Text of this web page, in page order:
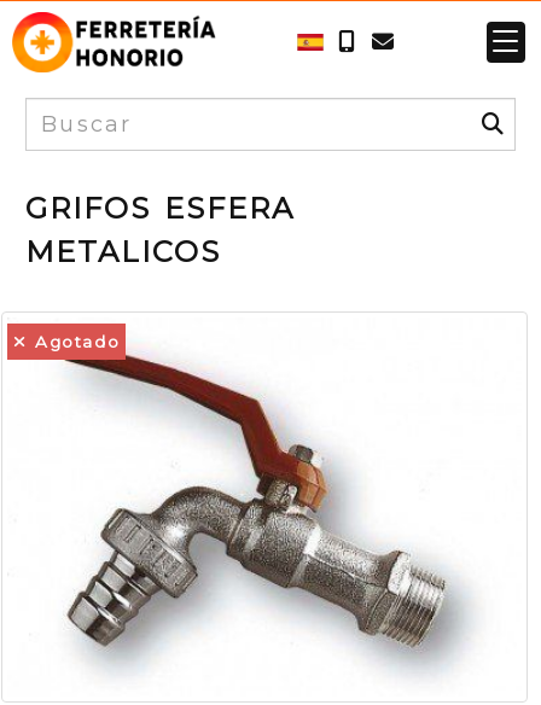
GRIFOS ESFERA
METALICOS
Agotado